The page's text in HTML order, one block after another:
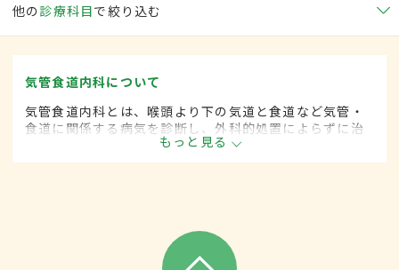
他の 診療科目で絞り込む
気管食道内科について
気管食道内科とは、喉頭より下の気道と食道など気管・
食道に関係する病気を診断し、外科的処置によらずに治
療する内科の一領域です。平成20年4月の制度改正前
は、気管食道科と呼ばれていました。
もっと見る